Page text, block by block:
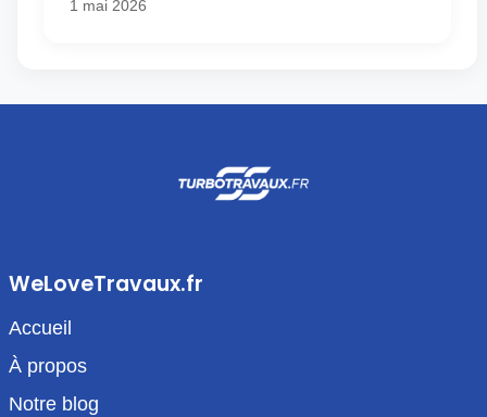
1 mai 2026
WeLoveTravaux.fr
Accueil
À propos
Notre blog